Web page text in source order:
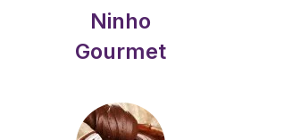
Ninho
Gourmet